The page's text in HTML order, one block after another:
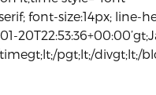
font-size:14px; line-
timegt;lt;/pgt;lt;/divgt;lt;/